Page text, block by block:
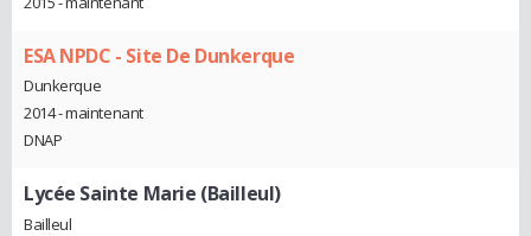
ESA NPDC - Site De Dunkerque
Dunkerque
2014 - maintenant
DNAP
Lycée Sainte Marie (Bailleul)
Bailleul